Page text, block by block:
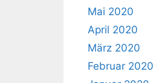
Mai 2020
April 2020
März 2020
Februar 2020